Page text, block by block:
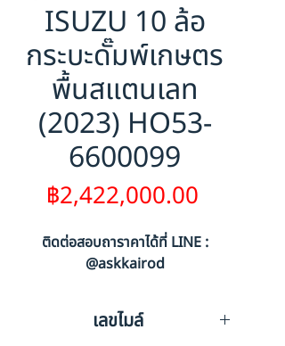
ISUZU 10 ล้อ
กระบะดั๊มพ์เกษตร
พื้นสแตนเลท
(2023) HO53-
6600099
฿2,422,000.00
ติดต่อสอบถาราคาได้ที่ LINE :
@askkairod
เลขไมล์